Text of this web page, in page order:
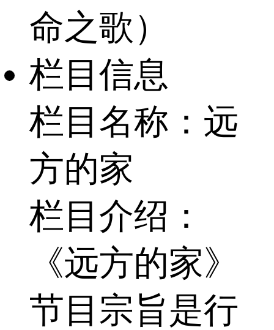
命之歌）
栏目信息
栏目名称：远
方的家
栏目介绍：
《远方的家》
节目宗旨是行